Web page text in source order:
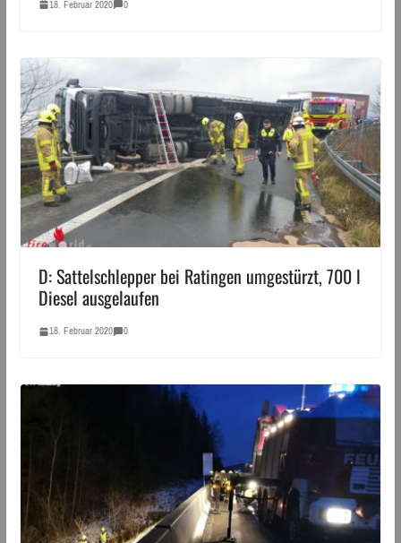
18. Februar 2020 0
D: Sattelschlepper bei Ratingen umgestürzt, 700 l
Diesel ausgelaufen
18. Februar 2020 0